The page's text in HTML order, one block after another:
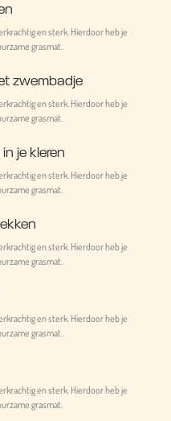
en sterk. Hierdoor heb je
grasmat.
zwembadje
en sterk. Hierdoor heb je
grasmat.
je kleren
en sterk. Hierdoor heb je
grasmat.
en sterk. Hierdoor heb je
grasmat.
en sterk. Hierdoor heb je
grasmat.
en sterk. Hierdoor heb je
grasmat.